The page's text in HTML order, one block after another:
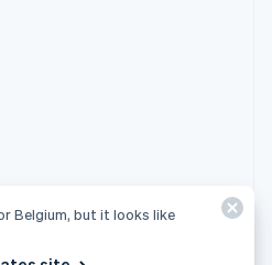
Belgium, but it looks like